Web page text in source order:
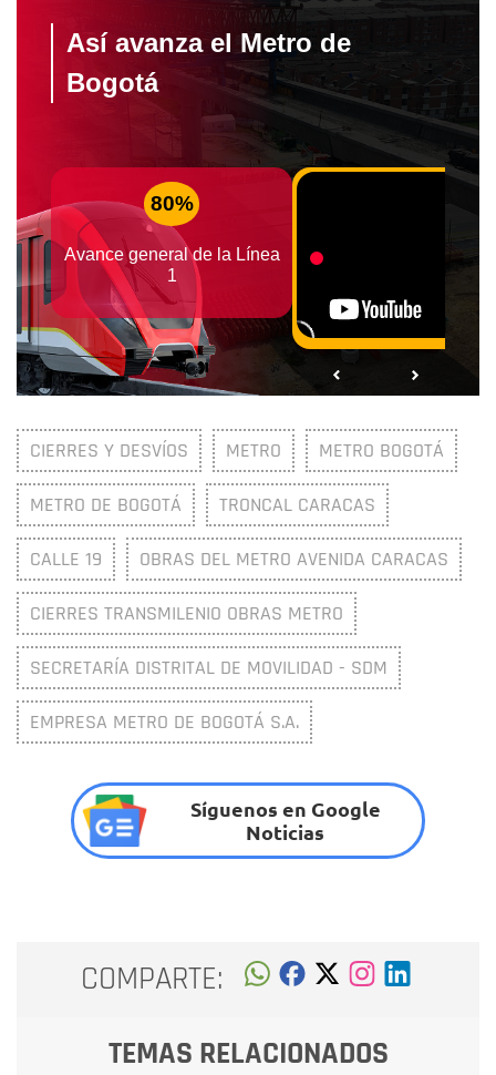
CIERRES Y DESVÍOS METRO METRO BOGOTÁ
METRO DE BOGOTÁ TRONCAL CARACAS
CALLE 19 OBRAS DEL METRO AVENIDA CARACAS
CIERRES TRANSMILENIO OBRAS METRO
SECRETARÍA DISTRITAL DE MOVILIDAD - SDM
EMPRESA METRO DE BOGOTÁ S.A.
Síguenos en Google
Noticias
COMPARTE:
TEMAS RELACIONADOS